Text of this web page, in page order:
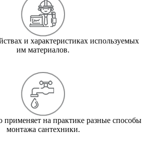
и характеристиках используемых
им материалов.
применяет на практике разные способы
монтажа сантехники.